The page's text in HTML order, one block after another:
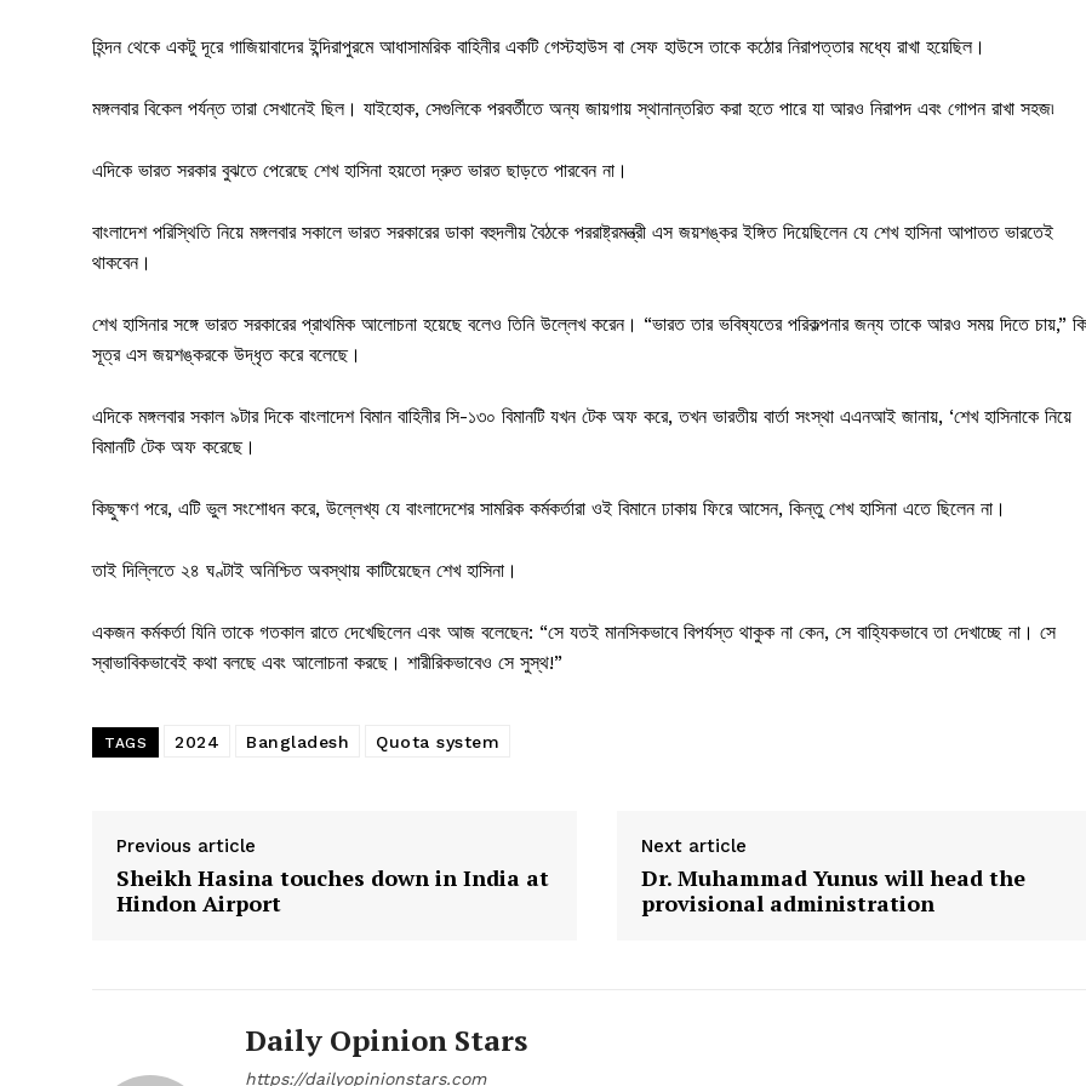
হিন্দন থেকে একটু দূরে গাজিয়াবাদের ইন্দিরাপুরমে আধাসামরিক বাহিনীর একটি গেস্টহাউস বা সেফ হাউসে তাকে কঠোর নিরাপত্তার মধ্যে রাখা হয়েছিল।
মঙ্গলবার বিকেল পর্যন্ত তারা সেখানেই ছিল। যাইহোক, সেগুলিকে পরবর্তীতে অন্য জায়গায় স্থানান্তরিত করা হতে পারে যা আরও নিরাপদ এবং গোপন রাখা সহজ৷
এদিকে ভারত সরকার বুঝতে পেরেছে শেখ হাসিনা হয়তো দ্রুত ভারত ছাড়তে পারবেন না।
বাংলাদেশ পরিস্থিতি নিয়ে মঙ্গলবার সকালে ভারত সরকারের ডাকা বহুদলীয় বৈঠকে পররাষ্ট্রমন্ত্রী এস জয়শঙ্কর ইঙ্গিত দিয়েছিলেন যে শেখ হাসিনা আপাতত ভারতেই
থাকবেন।
শেখ হাসিনার সঙ্গে ভারত সরকারের প্রাথমিক আলোচনা হয়েছে বলেও তিনি উল্লেখ করেন। “ভারত তার ভবিষ্যতের পরিকল্পনার জন্য তাকে আরও সময় দিতে চায়,”
সূত্র এস জয়শঙ্করকে উদ্ধৃত করে বলেছে।
এদিকে মঙ্গলবার সকাল ৯টার দিকে বাংলাদেশ বিমান বাহিনীর সি-১৩০ বিমানটি যখন টেক অফ করে, তখন ভারতীয় বার্তা সংস্থা এএনআই জানায়, ‘শেখ হাসিনাকে নিয়ে
বিমানটি টেক অফ করেছে।
কিছুক্ষণ পরে, এটি ভুল সংশোধন করে, উল্লেখ্য যে বাংলাদেশের সামরিক কর্মকর্তারা ওই বিমানে ঢাকায় ফিরে আসেন, কিন্তু শেখ হাসিনা এতে ছিলেন না।
তাই দিল্লিতে ২৪ ঘণ্টাই অনিশ্চিত অবস্থায় কাটিয়েছেন শেখ হাসিনা।
একজন কর্মকর্তা যিনি তাকে গতকাল রাতে দেখেছিলেন এবং আজ বলেছেন: “সে যতই মানসিকভাবে বিপর্যস্ত থাকুক না কেন, সে বাহ্যিকভাবে তা দেখাচ্ছে না। সে
স্বাভাবিকভাবেই কথা বলছে এবং আলোচনা করছে। শারীরিকভাবেও সে সুস্থ!”
TAGS 2024 Bangladesh Quota system
Previous article
Sheikh Hasina touches down in India at
Hindon Airport
Next article
Dr. Muhammad Yunus will head the
provisional administration
Daily Opinion Stars
https://dailyopinionstars.com